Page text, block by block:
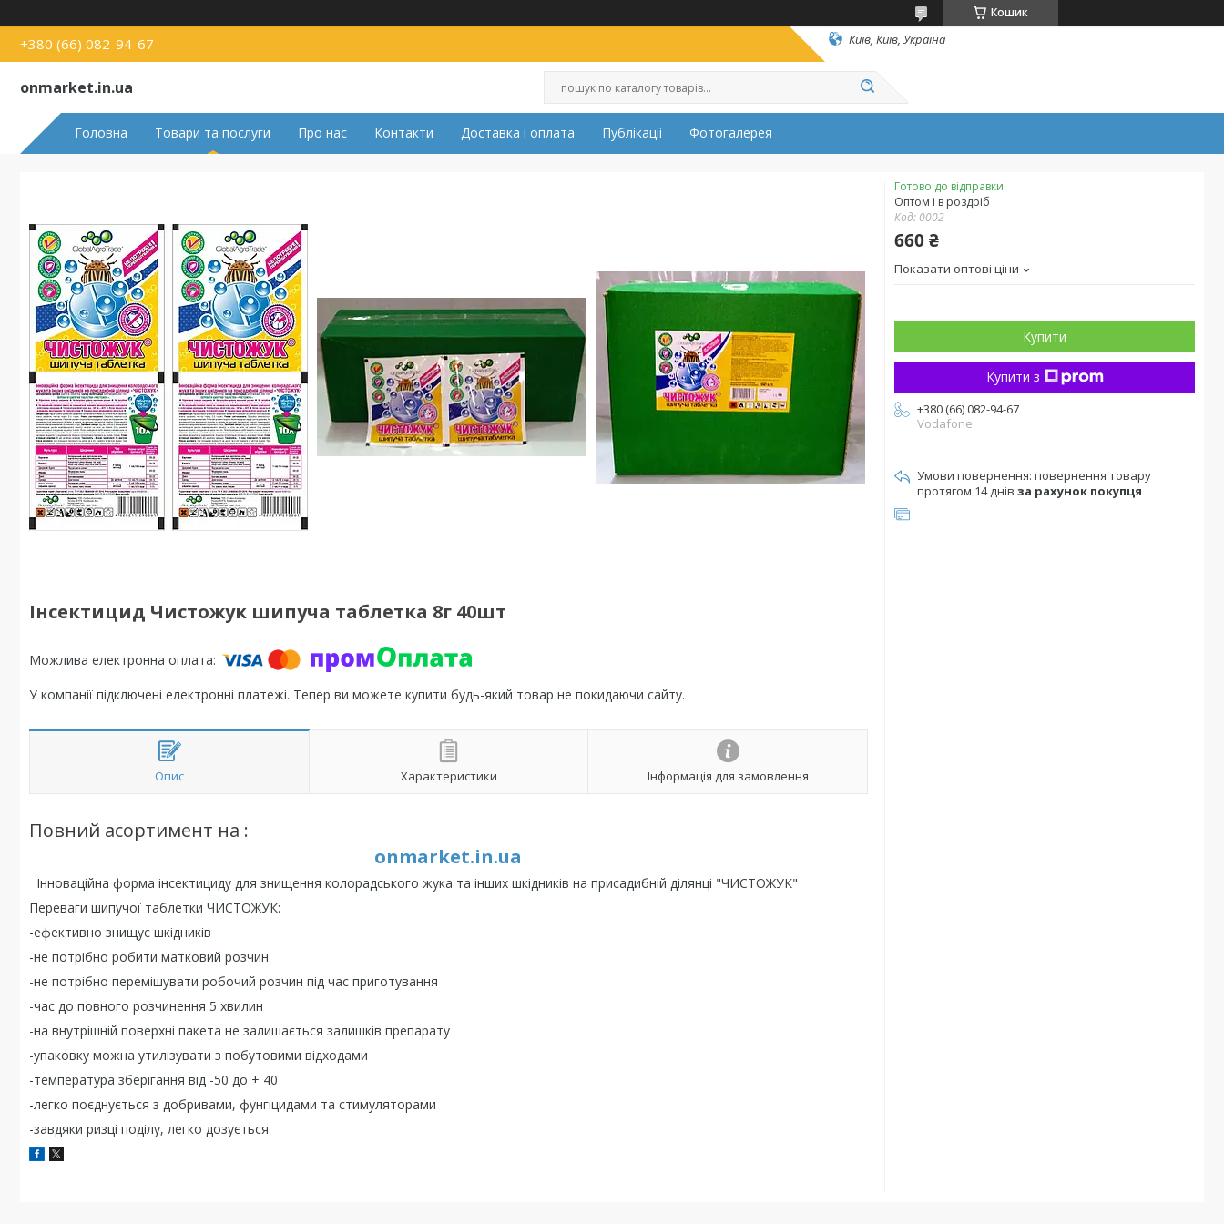
Кошик
+380 (66) 082-94-67 Київ, Київ, Україна
onmarket.in.ua
Головна Товари та послуги Про нас Контакти Доставка і оплата Публікаціі Фотогалерея
Інсектицид Чистожук шипуча таблетка 8г 40шт
У компанії підключені електронні платежі. Тепер ви можете купити будь-який товар не покидаючи сайту.
Опис Характеристики Інформація для замовлення
Повний асортимент на :
onmarket.in.ua
Інноваційна форма інсектициду для знищення колорадського жука та інших шкідників на присадибній ділянці "ЧИСТОЖУК"
Переваги шипучoї таблетки ЧИСТОЖУК:
-ефективно знищує шкідників
-не потрібно робити матковий розчин
-не потрібно перемішувати робочий розчин під час приготування
-час до повного розчинення 5 хвилин
-на внутрішній поверхні пакета не залишається залишків препарату
-упаковку можна утилізувати з побутовими відходами
-температура зберігання від -50 до + 40
-легко поєднується з добривами, фунгіцидами та стимуляторами
-завдяки ризці поділу, легко дозується
Готово до відправки
Оптом і в роздріб
Код: 0002
660 ₴
Показати оптові ціни
Купити
Купити з
+380 (66) 082-94-67
Vodafone
повернення товару
протягом 14 днів за рахунок покупця